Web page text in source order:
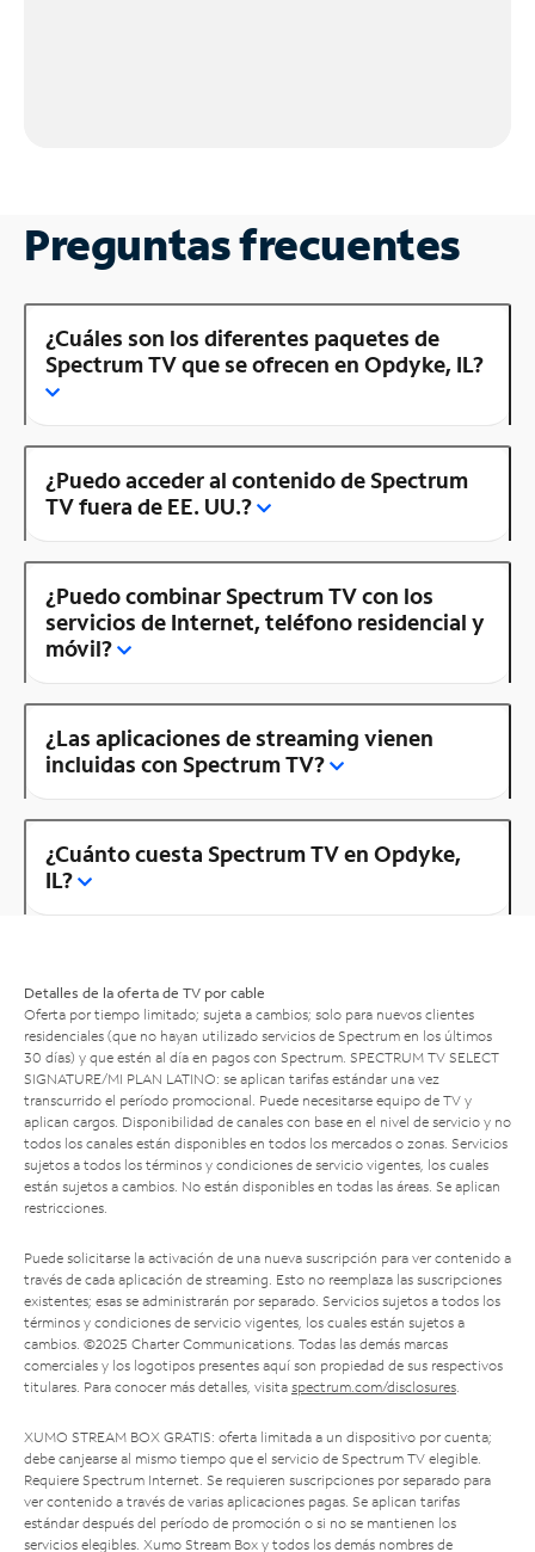
Preguntas frecuentes
¿Cuáles son los diferentes paquetes de
Spectrum TV que se ofrecen en Opdyke, IL?
¿Puedo acceder al contenido de Spectrum
TV fuera de EE. UU.?
¿Puedo combinar Spectrum TV con los
servicios de Internet, teléfono residencial y
móvil?
¿Las aplicaciones de streaming vienen
incluidas con Spectrum TV?
¿Cuánto cuesta Spectrum TV en Opdyke,
IL?
Detalles de la oferta de TV por cable
Oferta por tiempo limitado; sujeta a cambios; solo para nuevos clientes
residenciales (que no hayan utilizado servicios de Spectrum en los últimos
30 días) y que estén al día en pagos con Spectrum. SPECTRUM TV SELECT
SIGNATURE/MI PLAN LATINO: se aplican tarifas estándar una vez
transcurrido el período promocional. Puede necesitarse equipo de TV y
aplican cargos. Disponibilidad de canales con base en el nivel de servicio y no
todos los canales están disponibles en todos los mercados o zonas. Servicios
sujetos a todos los términos y condiciones de servicio vigentes, los cuales
están sujetos a cambios. No están disponibles en todas las áreas. Se aplican
restricciones.
Puede solicitarse la activación de una nueva suscripción para ver contenido a
través de cada aplicación de streaming. Esto no reemplaza las suscripciones
existentes; esas se administrarán por separado. Servicios sujetos a todos los
términos y condiciones de servicio vigentes, los cuales están sujetos a
cambios. ©2025 Charter Communications. Todas las demás marcas
comerciales y los logotipos presentes aquí son propiedad de sus respectivos
titulares. Para conocer más detalles, visita spectrum.com/disclosures.
XUMO STREAM BOX GRATIS: oferta limitada a un dispositivo por cuenta;
debe canjearse al mismo tiempo que el servicio de Spectrum TV elegible.
Requiere Spectrum Internet. Se requieren suscripciones por separado para
ver contenido a través de varias aplicaciones pagas. Se aplican tarifas
estándar después del período de promoción o si no se mantienen los
servicios elegibles. Xumo Stream Box y todos los demás nombres de